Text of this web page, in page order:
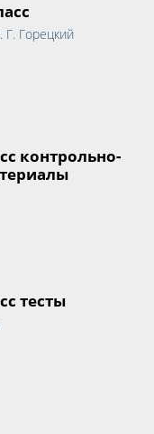
Г. Горецкий
контрольно-
тесты